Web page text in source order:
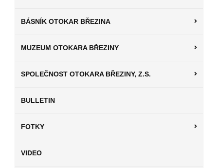
BÁSNÍK OTOKAR BŘEZINA
MUZEUM OTOKARA BŘEZINY
SPOLEČNOST OTOKARA BŘEZINY, Z.S.
BULLETIN
FOTKY
VIDEO